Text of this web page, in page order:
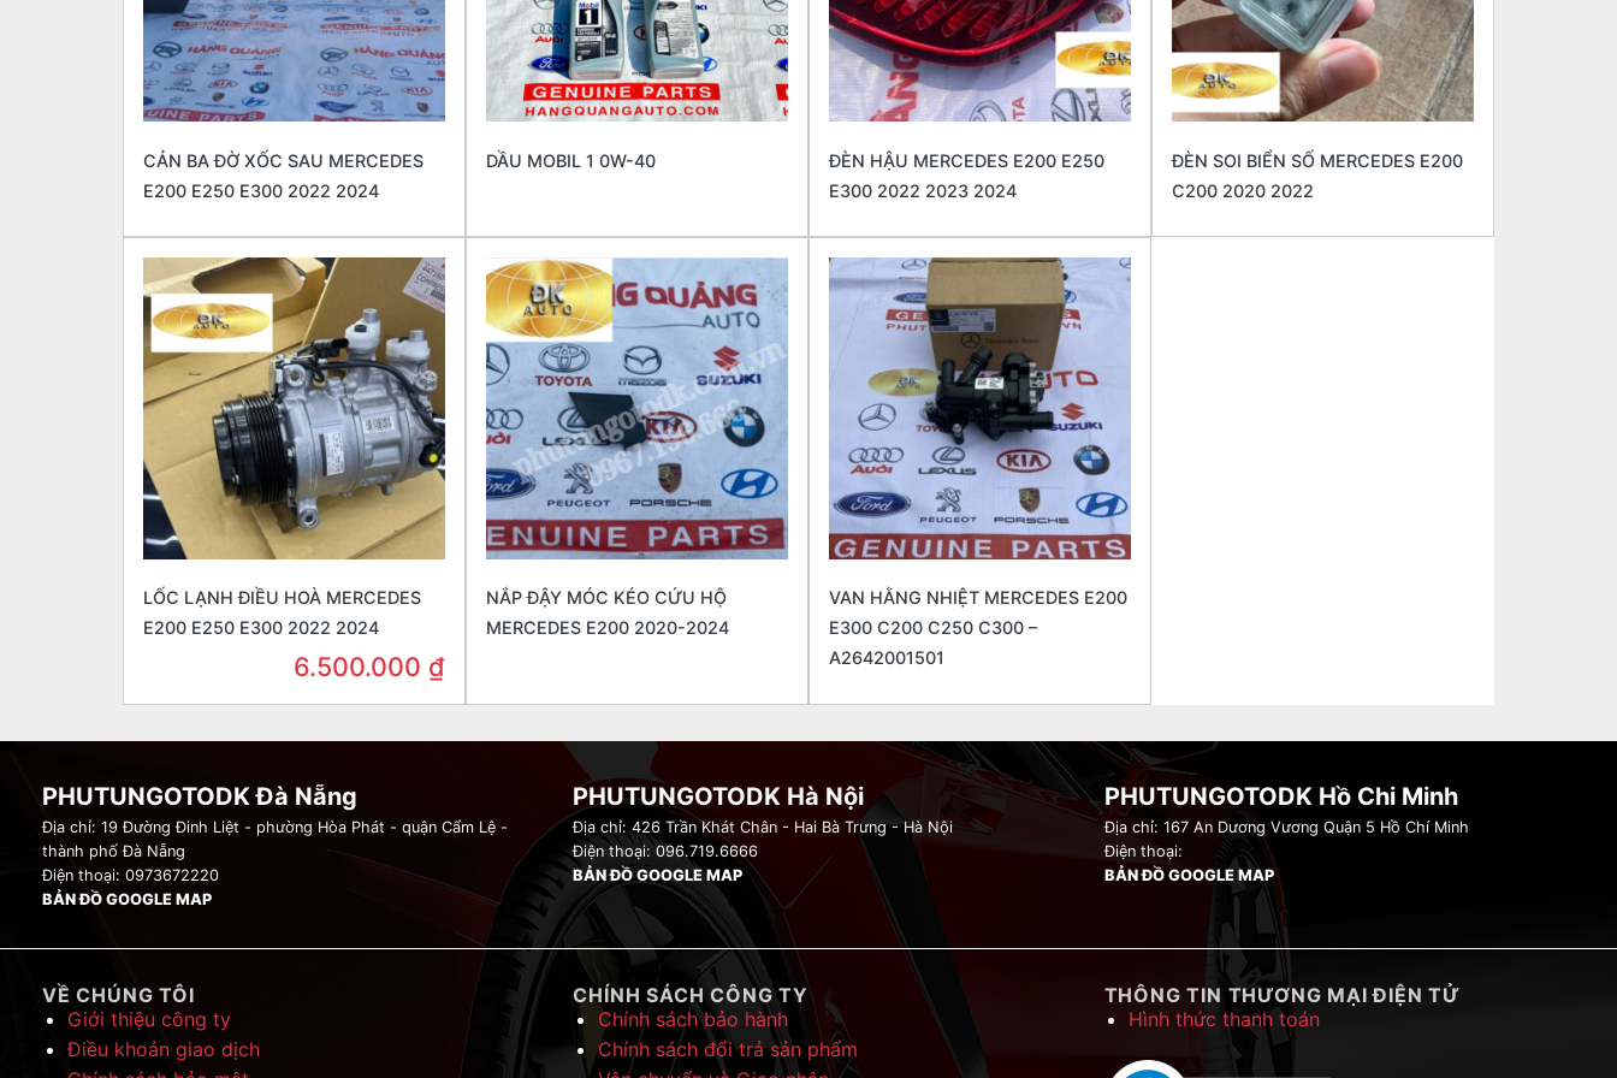
CẢN BA ĐỜ XỐC SAU MERCEDES
E200 E250 E300 2022 2024
DẦU MOBIL 1 0W-40
ĐÈN HẬU MERCEDES E200 E250
E300 2022 2023 2024
ĐÈN SOI BIỂN SỐ MERCEDES E200
C200 2020 2022
LỐC LẠNH ĐIỀU HOÀ MERCEDES
E200 E250 E300 2022 2024
6.500.000 ₫
NẮP ĐẬY MÓC KÉO CỨU HỘ
MERCEDES E200 2020-2024
VAN HẰNG NHIỆT MERCEDES E200
E300 C200 C250 C300 –
A2642001501
PHUTUNGOTODK Đà Nẵng
Địa chỉ: 19 Đường Đinh Liệt - phường Hòa Phát - quận Cẩm Lệ -
thành phố Đà Nẵng
Điện thoại: 0973672220
BẢN ĐỒ GOOGLE MAP
PHUTUNGOTODK Hà Nội
Địa chỉ: 426 Trần Khát Chân - Hai Bà Trưng - Hà Nội
Điện thoại: 096.719.6666
BẢN ĐỒ GOOGLE MAP
PHUTUNGOTODK Hồ Chi Minh
Địa chỉ: 167 An Dương Vương Quận 5 Hồ Chí Minh
Điện thoại:
BẢN ĐỒ GOOGLE MAP
VỀ CHÚNG TÔI
Giới thiệu công ty
Điều khoản giao dịch
CHÍNH SÁCH CÔNG TY
Chính sách bảo hành
Chính sách đổi trả sản phẩm
THÔNG TIN THƯƠNG MẠI ĐIỆN TỬ
Hình thức thanh toán